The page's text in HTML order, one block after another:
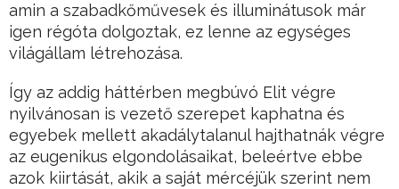
amin a szabadkőművesek és illuminátusok már
igen régóta dolgoztak, ez lenne az egységes
világállam létrehozása.
Így az addig háttérben megbúvó Elit végre
nyilvánosan is vezető szerepet kaphatna és
egyebek mellett akadálytalanul hajthatnák végre
az eugenikus elgondolásaikat, beleértve ebbe
azok kiirtását, akik a saját mércéjük szerint nem